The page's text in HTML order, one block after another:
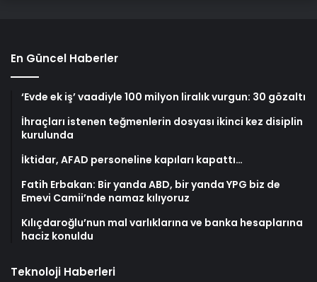
En Güncel Haberler
‘Evde ek iş’ vaadiyle 100 milyon liralık vurgun: 30 gözaltı
İhraçları istenen teğmenlerin dosyası ikinci kez disiplin
kurulunda
İktidar, AFAD personeline kapıları kapattı…
Fatih Erbakan: Bir yanda ABD, bir yanda YPG biz de
Emevi Camii’nde namaz kılıyoruz
Kılıçdaroğlu’nun mal varlıklarına ve banka hesaplarına
haciz konuldu
Teknoloji Haberleri